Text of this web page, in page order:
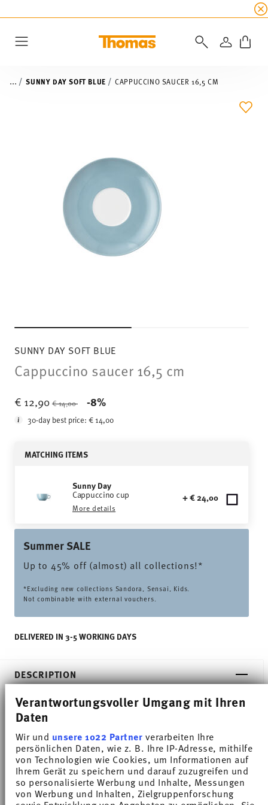
Verantwortungsvoller Umgang mit Ihren
Daten
Wir und unsere 1022 Partnerverarbeiten Ihre
persönlichen Daten, wie z. B. Ihre IP-Adresse, mithilfe
von Technologien wie Cookies, um Informationen auf
Ihrem Gerät zu speichern und darauf zuzugreifen und
so personalisierte Werbung und Inhalte, Messungen
von Werbung und Inhalten, Zielgruppenforschung
☀️ Up to 45% discount on all
LOGIN
... SUNNY DAY SOFT BLUE CAPPUCCINO SAUCER 16,5 CM
SUNNY DAY SOFT BLUE
Cappuccino saucer 16,5 cm
€ 12,90 Price reduced from
€ 14,00 -8%
30-day best price:€ 14,00
MATCHING ITEMS
Sunny Day
Cappuccino cup
More details
+ € 24,00
Summer SALE
Up to 45% off (almost) all collections!*
*Excluding new collections Sandora, Sensai, Kids.
Not combinable with external vouchers.
DELIVERED IN 3-5 WORKING DAYS
ADD
DESCRIPTION
Thomas Sunny Day Soft Blue Cappuccino cup -
Round - Ø 16,5 cm - h 2,2 cm, Porcelain
The extensive colour palette with the great variety
of combinations make Sunny Day so special,